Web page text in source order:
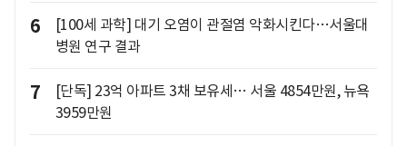
6
[100세 과학] 대기 오염이 관절염 악화시킨다…서울대
병원 연구 결과
7
[단독] 23억 아파트 3채 보유세… 서울 4854만원, 뉴욕
3959만원